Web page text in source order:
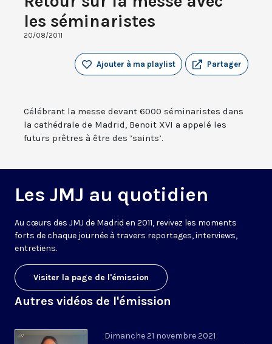
les séminaristes
20/08/2011
Partager
Ajouter à ma playlist
Célébrant la messe devant 6000 séminaristes dans
la cathédrale de Madrid, Benoit XVI a appelé les
futurs prêtres à être des ’saints’.
Les JMJ au quotidien
Au cœurs des JMJ de Madrid en 2011, revivez les moments
forts de chaque journée à travers reportages, interviews,
entretiens.
Visiter la page de l'émission
Autres vidéos de l'émission
Dimanche 21 novembre 2021